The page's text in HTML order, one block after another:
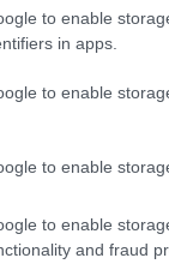
to enable
in apps.
to enable
to enable
to enable
and fraud
Τετάρτη
επιχείρηση
ο